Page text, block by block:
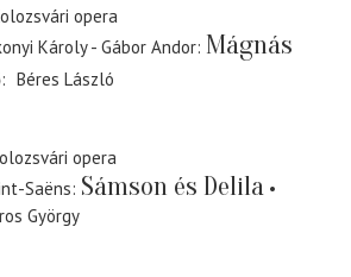
opera
Károly - Gábor Andor Mágnás
Béres László
opera
Saëns Sámson és Delila
György